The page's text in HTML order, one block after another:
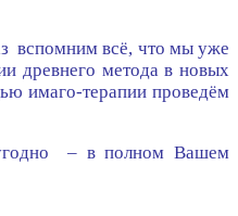
вспомним всё, что мы уже
древнего метода в новых
имаго-терапии проведём
угодно – в полном Вашем